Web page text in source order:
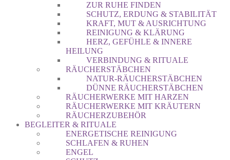
ZUR RUHE FINDEN
SCHUTZ, ERDUNG & STABILITÄT
KRAFT, MUT & AUSRICHTUNG
REINIGUNG & KLÄRUNG
HERZ, GEFÜHLE & INNERE
HEILUNG
VERBINDUNG & RITUALE
RÄUCHERSTÄBCHEN
NATUR-RÄUCHERSTÄBCHEN
DÜNNE RÄUCHERSTÄBCHEN
RÄUCHERWERKE MIT HARZEN
RÄUCHERWERKE MIT KRÄUTERN
RÄUCHERZUBEHÖR
BEGLEITER & RITUALE
ENERGETISCHE REINIGUNG
SCHLAFEN & RUHEN
ENGEL